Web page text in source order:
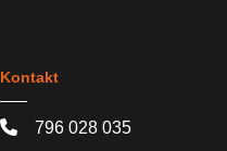
Kontakt
796 028 035